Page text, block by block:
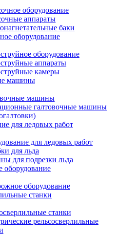
оборудование
аппараты
баки
оборудование
оборудование
аппараты
камеры
машины
машины
галтовочные машины
для ледовых работ
для ледовых работ
для льда
для подрезки льда
оборудование
оборудование
станки
станки
рельсосверлильные